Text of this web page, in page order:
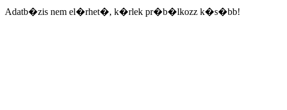
Adatb�zis nem el�rhet�, k�rlek pr�b�lkozz k�s�bb!